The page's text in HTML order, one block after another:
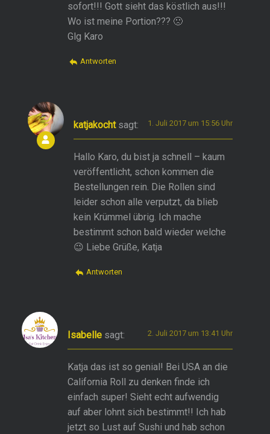
sofort!!! Gott sieht das köstlich aus!!!
Wo ist meine Portion??? 🙁
Glg Karo
Antworten
katjakocht sagt: 1. Juli 2017 um 15:56 Uhr
Hallo Karo, du bist ja schnell – kaum
veröffentlicht, schon kommen die
Bestellungen rein. Die Rollen sind
leider schon alle verputzt, da blieb
kein Krümmel übrig. Ich mache
bestimmt schon bald wieder welche
😉 Liebe Grüße, Katja
Antworten
Isabelle sagt: 2. Juli 2017 um 13:41 Uhr
Katja das ist so genial! Bei USA an die
California Roll zu denken finde ich
einfach super! Sieht echt aufwendig
auf aber lohnt sich bestimmt!! Ich hab
jetzt so Lust auf Sushi und hab schon